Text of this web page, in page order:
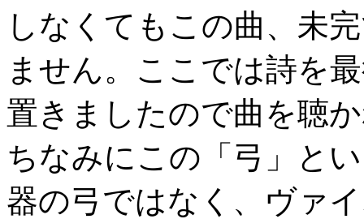
しなくてもこの曲、未
ません。ここでは詩を
置きましたので曲を聴
ちなみにこの「弓」と
器の弓ではなく、ヴァ